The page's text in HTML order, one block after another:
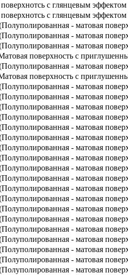
с глянцевым эффектом
с глянцевым эффектом
- матовая
- матовая
- матовая
поверхность с
- матовая
поверхность с
- матовая
- матовая
- матовая
- матовая
- матовая
- матовая
- матовая
- матовая
- матовая
- матовая
- матовая
- матовая
- матовая
- матовая
- матовая
- матовая
- матовая
- матовая
- матовая